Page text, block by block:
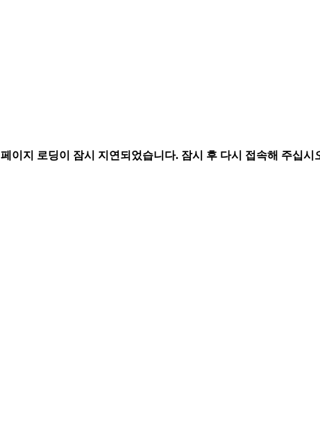
페이지 로딩이 잠시 지연되었습니다. 잠시 후 다시 접속해 주십시